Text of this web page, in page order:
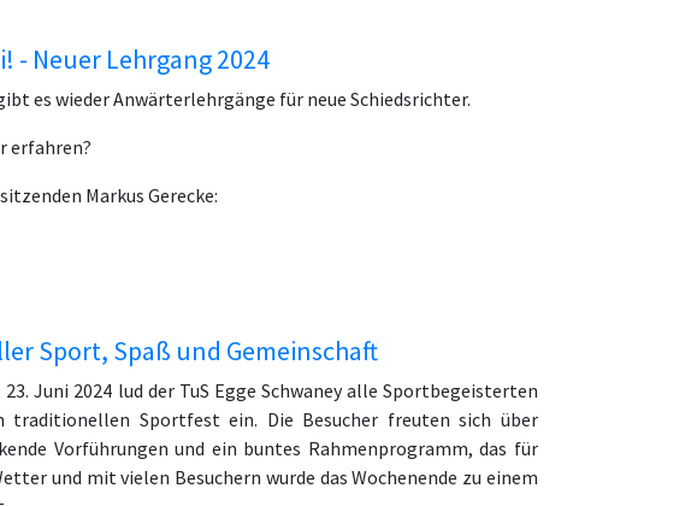
- Neuer Lehrgang 2024
es wieder Anwärterlehrgänge für neue Schiedsrichter.
erfahren?
Markus Gerecke:
Sport, Spaß und Gemeinschaft
23. Juni 2024 lud der TuS Egge Schwaney alle Sportbegeisterten
traditionellen Sportfest ein. Die Besucher freuten sich über
Vorführungen und ein buntes Rahmenprogramm, das für
und mit vielen Besuchern wurde das Wochenende zu einem